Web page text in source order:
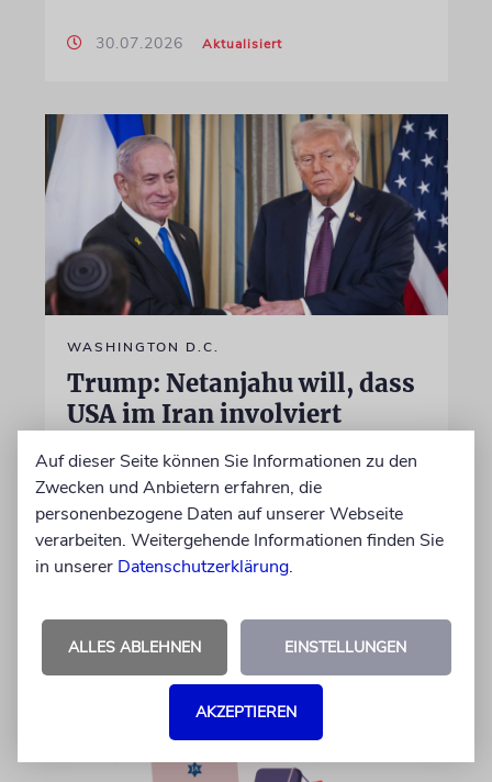
30.07.2026 Aktualisiert
WASHINGTON D.C.
Trump: Netanjahu will, dass
USA im Iran involviert
Unterschiedliche Interessen Israels und der
USA sind im Iran-Krieg mehrfach zutage
getreten. Kurz vor seinem Treffen mit
Netanjahu deutet Trump an, dass die
28.07.2026
Auf dieser Seite können Sie Informationen zu den
Zwecken und Anbietern erfahren, die
personenbezogene Daten auf unserer Webseite
verarbeiten. Weitergehende Informationen finden Sie
in unserer Datenschutzerklärung.
ALLES ABLEHNEN EINSTELLUNGEN
AKZEPTIEREN